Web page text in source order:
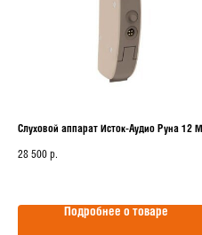
Слуховой аппарат Исток-Аудио Руна 12 M
28 500 р.
Подробнее о товаре